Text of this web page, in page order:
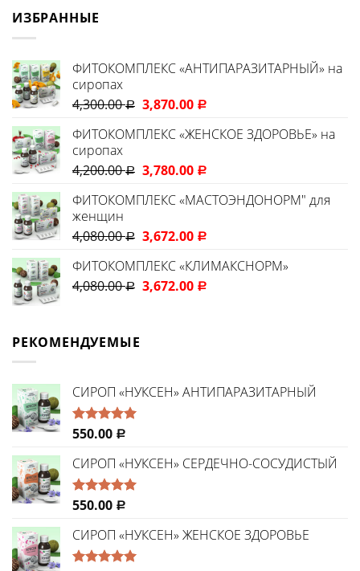
ИЗБРАННЫЕ
ФИТОКОМПЛЕКС «АНТИПАРАЗИТАРНЫЙ» на
сиропах
4,300.00Р 3,870.00 Р
ФИТОКОМПЛЕКС «ЖЕНСКОЕ ЗДОРОВЬЕ» на
сиропах
4,200.00Р 3,780.00 Р
ФИТОКОМПЛЕКС «МАСТОЭНДОНОРМ" для
женщин
4,080.00Р 3,672.00 Р
ФИТОКОМПЛЕКС «КЛИМАКСНОРМ»
4,080.00Р 3,672.00 Р
РЕКОМЕНДУЕМЫЕ
CИРОП «НУКСЕН» АНТИПАРАЗИТАРНЫЙ
Оценка
550.00 Р
СИРОП «НУКСЕН» СЕРДЕЧНО-СОСУДИСТЫЙ
Оценка
550.00 Р
СИРОП «НУКСЕН» ЖЕНСКОЕ ЗДОРОВЬЕ